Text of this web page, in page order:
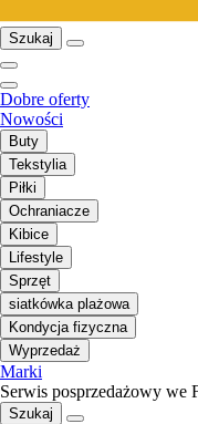
Szukaj
Dobre oferty
Nowości
Buty
Tekstylia
Piłki
Ochraniacze
Kibice
Lifestyle
Sprzęt
siatkówka plażowa
Kondycja fizyczna
Wyprzedaż
Marki
Serwis posprzedażowy we
Szukaj